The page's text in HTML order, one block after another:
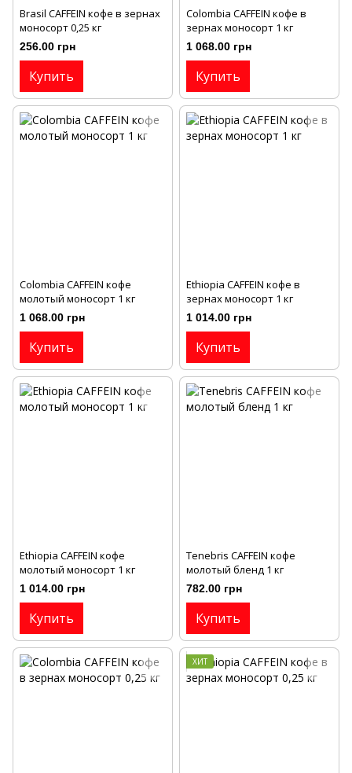
Brasil CAFFEIN кофе в зернах
моносорт 0,25 кг
256.00 грн
Купить
Colombia CAFFEIN кофе в
зернах моносорт 1 кг
1 068.00 грн
Купить
Colombia CAFFEIN кофе
молотый моносорт 1 кг
1 068.00 грн
Купить
Ethiopia CAFFEIN кофе в
зернах моносорт 1 кг
1 014.00 грн
Купить
Ethiopia CAFFEIN кофе
молотый моносорт 1 кг
1 014.00 грн
Купить
Тenebris CAFFEIN кофе
молотый бленд 1 кг
782.00 грн
Купить
ХИТ